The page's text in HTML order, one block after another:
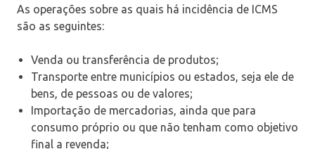
As operações sobre as quais há incidência de ICMS
são as seguintes:
Venda ou transferência de produtos;
Transporte entre municípios ou estados, seja ele de
bens, de pessoas ou de valores;
Importação de mercadorias, ainda que para
consumo próprio ou que não tenham como objetivo
final a revenda;